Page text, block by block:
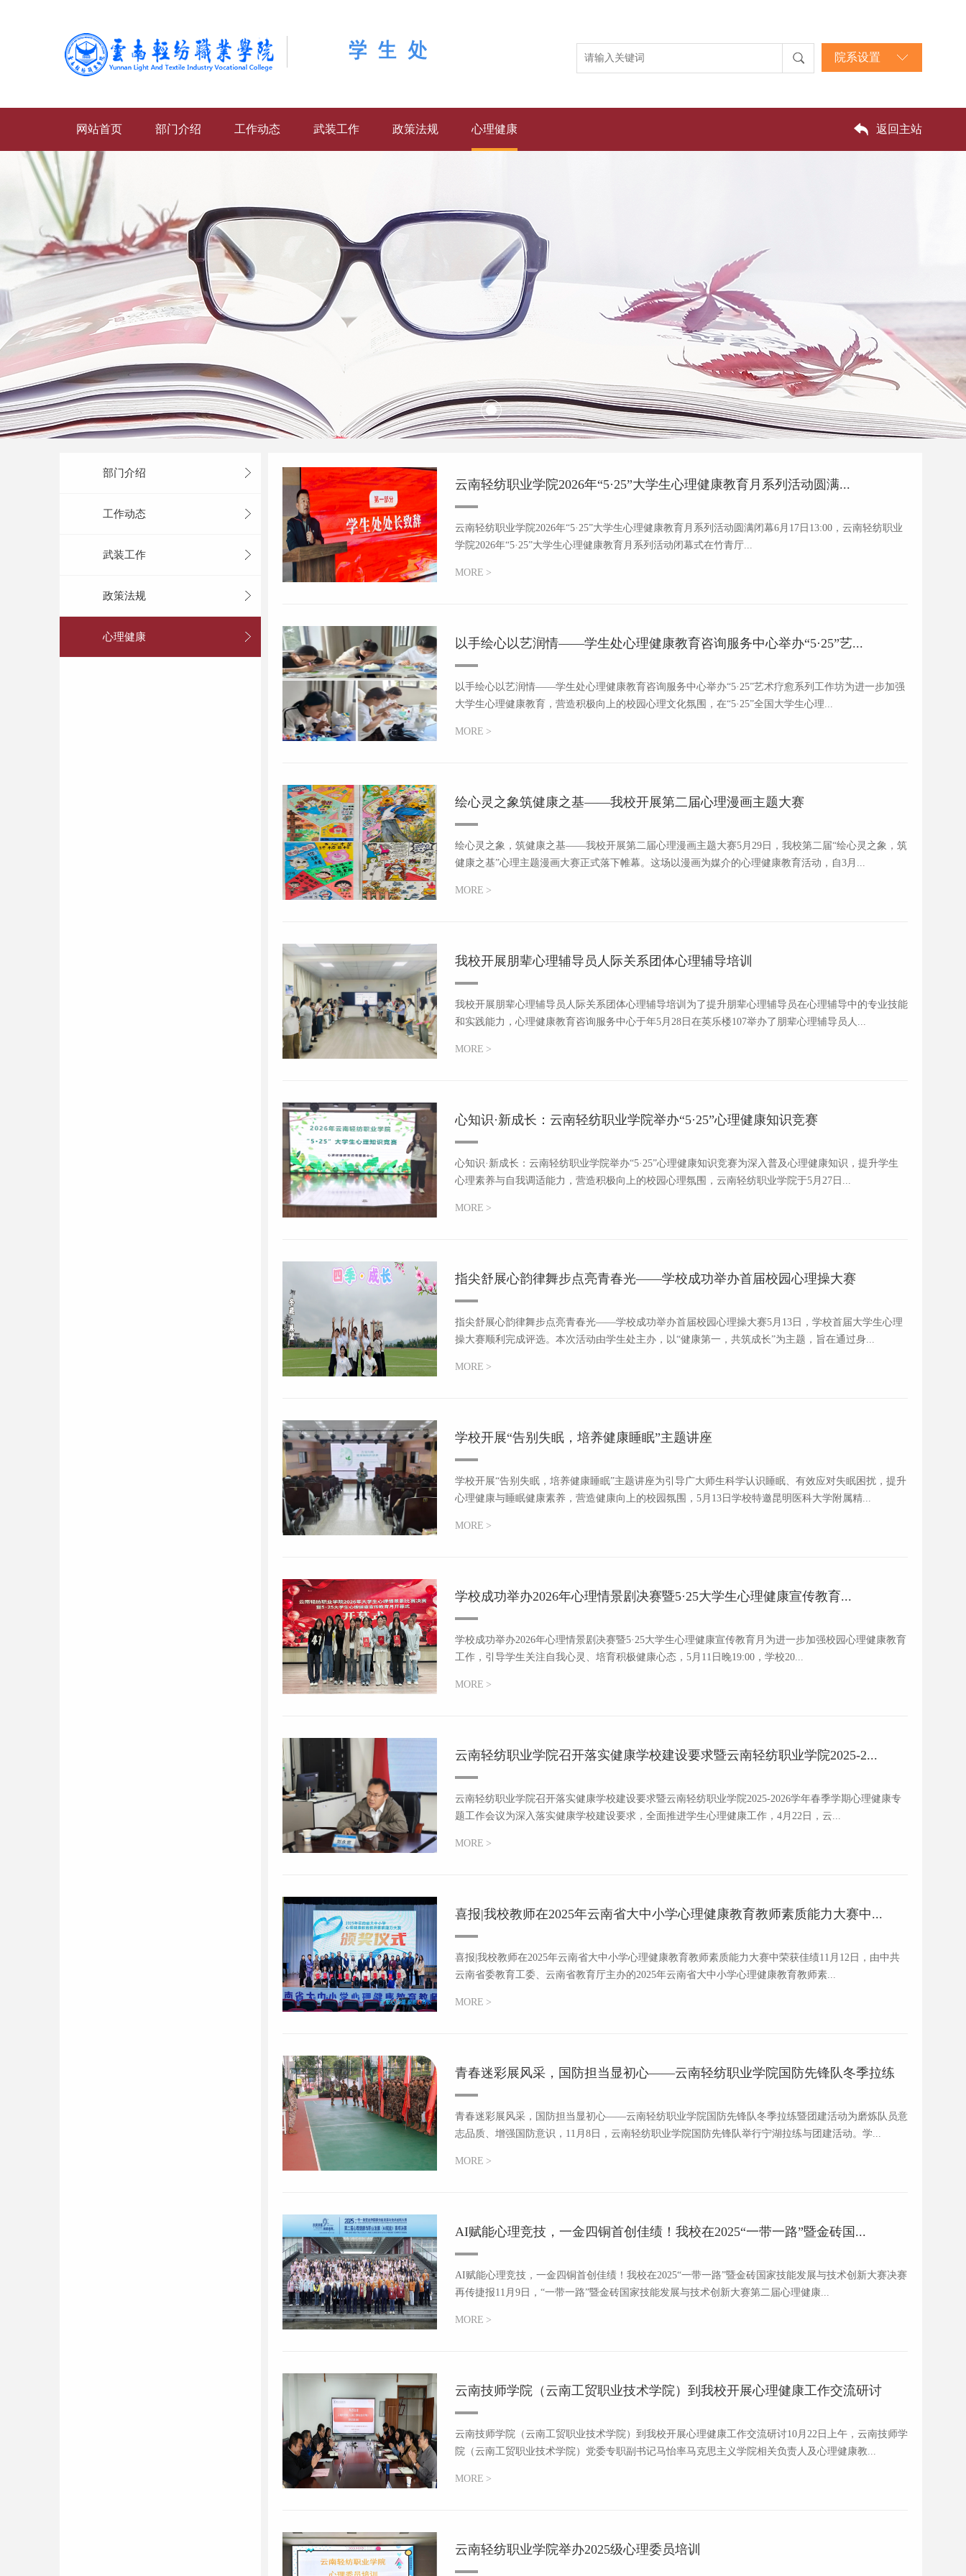
院系设置
网站首页 部门介绍 工作动态 武装工作 政策法规 心理健康 返回主站
部门介绍
工作动态
武装工作
政策法规
心理健康
云南轻纺职业学院2026年“5·25”大学生心理健康教育月系列活动圆满...
云南轻纺职业学院2026年“5·25”大学生心理健康教育月系列活动圆满闭幕6月17日13:00，云南轻纺职业
学院2026年“5·25”大学生心理健康教育月系列活动闭幕式在竹青厅...
MORE >
以手绘心以艺润情​——学生处心理健康教育咨询服务中心举办“5·25”艺...
以手绘心以艺润情——学生处心理健康教育咨询服务中心举办“5·25”艺术疗愈系列工作坊为进一步加强
大学生心理健康教育，营造积极向上的校园心理文化氛围，在“5·25”全国大学生心理...
MORE >
绘心灵之象筑健康之基——我校开展第二届心理漫画主题大赛
绘心灵之象，筑健康之基——我校开展第二届心理漫画主题大赛5月29日，我校第二届“绘心灵之象，筑
健康之基”心理主题漫画大赛正式落下帷幕。这场以漫画为媒介的心理健康教育活动，自3月...
MORE >
我校开展朋辈心理辅导员人际关系团体心理辅导培训
我校开展朋辈心理辅导员人际关系团体心理辅导培训为了提升朋辈心理辅导员在心理辅导中的专业技能
和实践能力，心理健康教育咨询服务中心于年5月28日在英乐楼107举办了朋辈心理辅导员人...
MORE >
​心知识·新成长：云南轻纺职业学院举办“5·25”心理健康知识竞赛
心知识·新成长：云南轻纺职业学院举办“5·25”心理健康知识竞赛为深入普及心理健康知识，提升学生
心理素养与自我调适能力，营造积极向上的校园心理氛围，云南轻纺职业学院于5月27日...
MORE >
​指尖舒展心韵律舞步点亮青春光——学校成功举办首届校园心理操大赛
指尖舒展心韵律舞步点亮青春光——学校成功举办首届校园心理操大赛5月13日，学校首届大学生心理
操大赛顺利完成评选。本次活动由学生处主办，以“健康第一，共筑成长”为主题，旨在通过身...
MORE >
学校开展“告别失眠，培养健康睡眠”主题讲座
学校开展“告别失眠，培养健康睡眠”主题讲座为引导广大师生科学认识睡眠、有效应对失眠困扰，提升
心理健康与睡眠健康素养，营造健康向上的校园氛围，5月13日学校特邀昆明医科大学附属精...
MORE >
​学校成功举办2026年心理情景剧决赛暨5·25大学生心理健康宣传教育...
学校成功举办2026年心理情景剧决赛暨5·25大学生心理健康宣传教育月为进一步加强校园心理健康教育
工作，引导学生关注自我心灵、培育积极健康心态，5月11日晚19:00，学校20...
MORE >
云南轻纺职业学院召开落实健康学校建设要求暨云南轻纺职业学院2025-2...
云南轻纺职业学院召开落实健康学校建设要求暨云南轻纺职业学院2025-2026学年春季学期心理健康专
题工作会议为深入落实健康学校建设要求，全面推进学生心理健康工作，4月22日，云...
MORE >
喜报|我校教师在2025年云南省大中小学心理健康教育教师素质能力大赛中...
喜报|我校教师在2025年云南省大中小学心理健康教育教师素质能力大赛中荣获佳绩11月12日，由中共
云南省委教育工委、云南省教育厅主办的2025年云南省大中小学心理健康教育教师素...
MORE >
青春迷彩展风采，国防担当显初心——云南轻纺职业学院国防先锋队冬季拉练
暨...
青春迷彩展风采，国防担当显初心——云南轻纺职业学院国防先锋队冬季拉练暨团建活动为磨炼队员意
志品质、增强国防意识，11月8日，云南轻纺职业学院国防先锋队举行宁湖拉练与团建活动。学...
MORE >
AI赋能心理竞技，一金四铜首创佳绩！我校在2025“一带一路”暨金砖国...
AI赋能心理竞技，一金四铜首创佳绩！我校在2025“一带一路”暨金砖国家技能发展与技术创新大赛决赛
再传捷报11月9日，“一带一路”暨金砖国家技能发展与技术创新大赛第二届心理健康...
MORE >
云南技师学院（云南工贸职业技术学院）到我校开展心理健康工作交流研讨
云南技师学院（云南工贸职业技术学院）到我校开展心理健康工作交流研讨10月22日上午，云南技师学
院（云南工贸职业技术学院）党委专职副书记马怡率马克思主义学院相关负责人及心理健康教...
MORE >
云南轻纺职业学院举办2025级心理委员培训